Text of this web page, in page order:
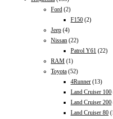
Ford (2)
F150 (2)
Jeep (4)
Nissan (22)
Patrol Y61 (22)
RAM (1)
Toyota (52)
4Runner (13)
Land Cruiser 100
Land Cruiser 200
Land Cruiser 80